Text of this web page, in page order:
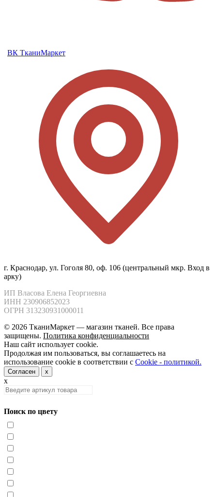
ВК ТканиМаркет
г. Краснодар, ул. Гоголя 80, оф. 106 (центральный мкр. Вход в
арку)
ИП Власова Елена Георгиевна
ИНН 230906852023
ОГРН 313230931000011
© 2026 ТканиМаркет — магазин тканей. Все права
защищены. Политика конфиденциальности
Наш сайт использует cookie.
Продолжая им пользоваться, вы соглашаетесь на
использование cookie в соответствии с Cookie - политикой.
Согласен x
x
Поиск по цвету